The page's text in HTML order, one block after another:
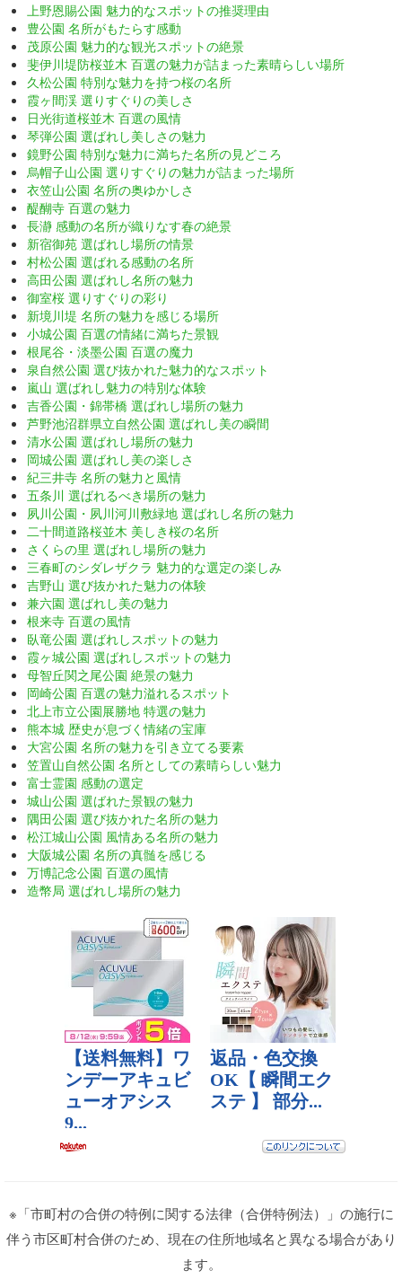
上野恩賜公園 魅力的なスポットの推奨理由
豊公園 名所がもたらす感動
茂原公園 魅力的な観光スポットの絶景
斐伊川堤防桜並木 百選の魅力が詰まった素晴らしい場所
久松公園 特別な魅力を持つ桜の名所
霞ヶ間渓 選りすぐりの美しさ
日光街道桜並木 百選の風情
琴弾公園 選ばれし美しさの魅力
鏡野公園 特別な魅力に満ちた名所の見どころ
烏帽子山公園 選りすぐりの魅力が詰まった場所
衣笠山公園 名所の奥ゆかしさ
醍醐寺 百選の魅力
長瀞 感動の名所が織りなす春の絶景
新宿御苑 選ばれし場所の情景
村松公園 選ばれる感動の名所
高田公園 選ばれし名所の魅力
御室桜 選りすぐりの彩り
新境川堤 名所の魅力を感じる場所
小城公園 百選の情緒に満ちた景観
根尾谷・淡墨公園 百選の魔力
泉自然公園 選び抜かれた魅力的なスポット
嵐山 選ばれし魅力の特別な体験
吉香公園・錦帯橋 選ばれし場所の魅力
芦野池沼群県立自然公園 選ばれし美の瞬間
清水公園 選ばれし場所の魅力
岡城公園 選ばれし美の楽しさ
紀三井寺 名所の魅力と風情
五条川 選ばれるべき場所の魅力
夙川公園・夙川河川敷緑地 選ばれし名所の魅力
二十間道路桜並木 美しき桜の名所
さくらの里 選ばれし場所の魅力
三春町のシダレザクラ 魅力的な選定の楽しみ
吉野山 選び抜かれた魅力の体験
兼六園 選ばれし美の魅力
根来寺 百選の風情
臥竜公園 選ばれしスポットの魅力
霞ヶ城公園 選ばれしスポットの魅力
母智丘関之尾公園 絶景の魅力
岡崎公園 百選の魅力溢れるスポット
北上市立公園展勝地 特選の魅力
熊本城 歴史が息づく情緒の宝庫
大宮公園 名所の魅力を引き立てる要素
笠置山自然公園 名所としての素晴らしい魅力
富士霊園 感動の選定
城山公園 選ばれた景観の魅力
隅田公園 選び抜かれた名所の魅力
松江城山公園 風情ある名所の魅力
大阪城公園 名所の真髄を感じる
万博記念公園 百選の風情
造幣局 選ばれし場所の魅力
※「市町村の合併の特例に関する法律（合併特例法）」の施行に
伴う市区町村合併のため、現在の住所地域名と異なる場合があり
ます。